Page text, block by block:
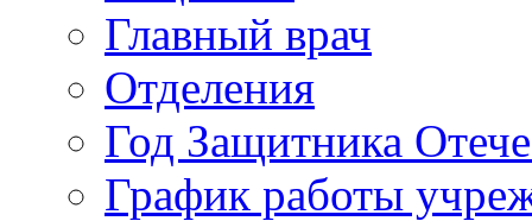
Главный врач
Отделения
Год Защитника
График работы